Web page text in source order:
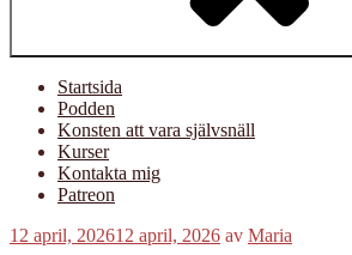
Startsida
Podden
Konsten att vara självsnäll
Kurser
Kontakta mig
Patreon
Publicerat
12 april, 202612 april, 2026 av Maria